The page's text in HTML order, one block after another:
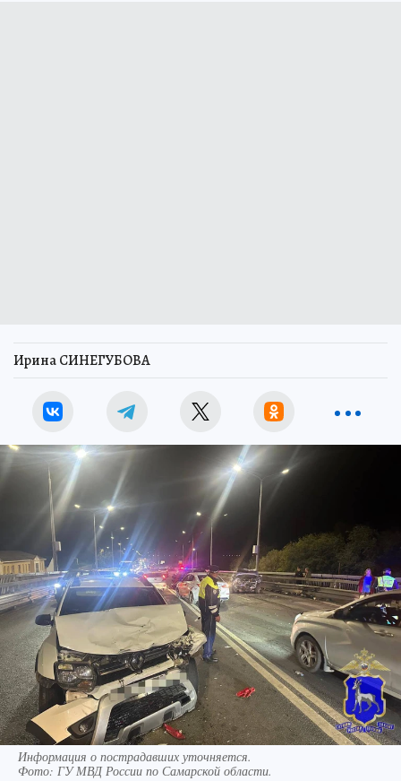
Ирина СИНЕГУБОВА
Информация о пострадавших уточняется.
Фото: ГУ МВД России по Самарской области.